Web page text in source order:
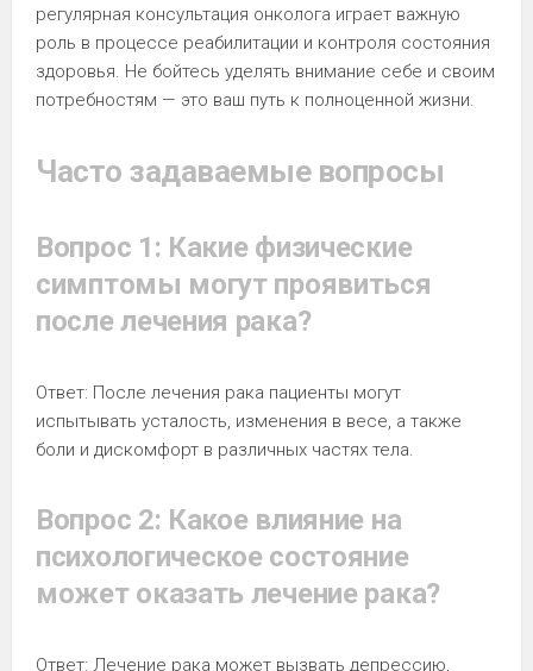
регулярная консультация онколога играет важную
роль в процессе реабилитации и контроля состояния
здоровья. Не бойтесь уделять внимание себе и своим
потребностям — это ваш путь к полноценной жизни.
Часто задаваемые вопросы
Вопрос 1: Какие физические
симптомы могут проявиться
после лечения рака?
Ответ: После лечения рака пациенты могут
испытывать усталость, изменения в весе, а также
боли и дискомфорт в различных частях тела.
Вопрос 2: Какое влияние на
психологическое состояние
может оказать лечение рака?
Ответ: Лечение рака может вызвать депрессию,